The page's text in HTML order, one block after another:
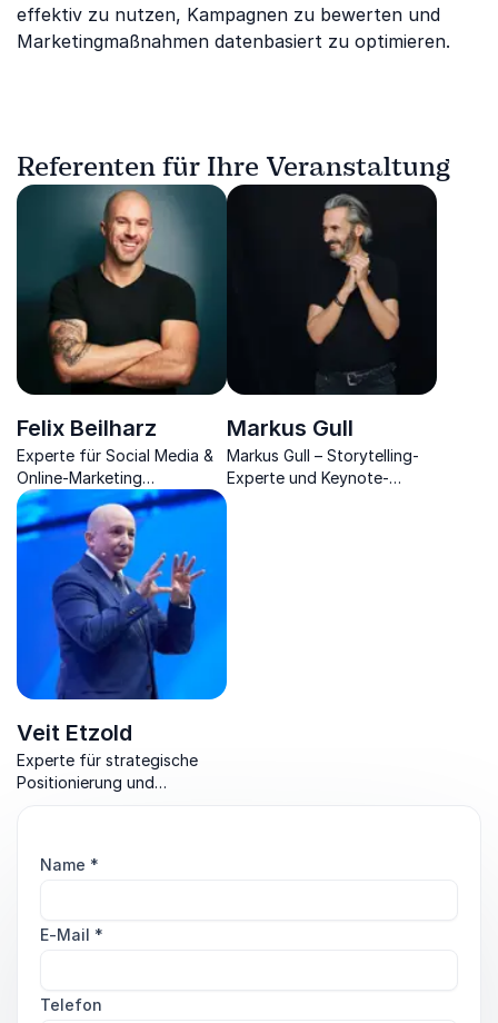
effektiv zu nutzen, Kampagnen zu bewerten und
Marketingmaßnahmen datenbasiert zu optimieren.
Referenten für Ihre Veranstaltung
Felix Beilharz
Experte für Social Media &
Online-Marketing
beeindruckt mit Einblicken in
die Welt und den
Arbeitsmarkt von morgen.
Markus Gull
Markus Gull – Storytelling-
Experte und Keynote-
Veit Etzold
Experte für strategische
Positionierung und
Name *
E-Mail *
Telefon